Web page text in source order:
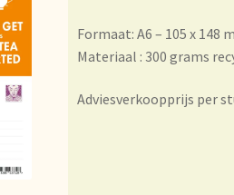
Imprint Kontakt
Marca personal
visie op thee
Formaat: A6 – 105 x 148
Materiaal : 300 grams
Adviesverkoopprijs per